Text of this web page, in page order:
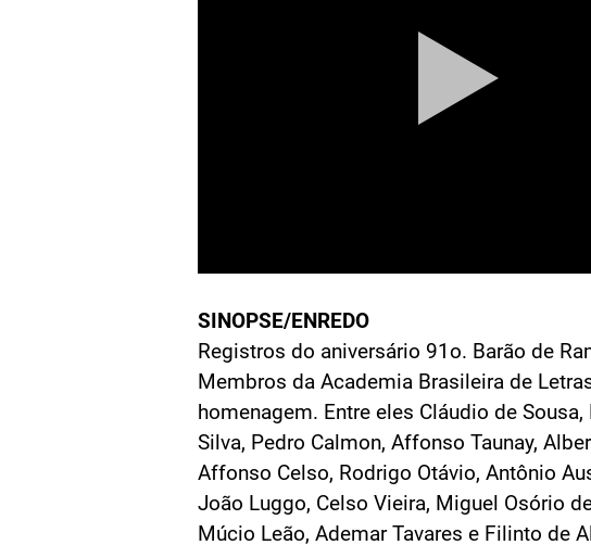
SINOPSE/ENREDO
Registros do aniversário 91o. Barão de
Membros da Academia Brasileira de
homenagem. Entre eles Cláudio de Sousa,
Silva, Pedro Calmon, Affonso Taunay,
Affonso Celso, Rodrigo Otávio, Antônio
João Luggo, Celso Vieira, Miguel Osório
Múcio Leão, Ademar Tavares e Filinto de